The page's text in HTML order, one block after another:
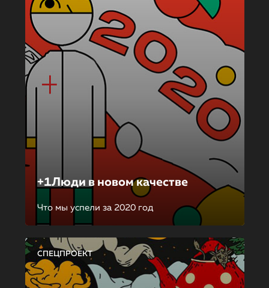
+1Люди в новом качестве
Что мы успели за 2020 год
СПЕЦПРОЕКТ